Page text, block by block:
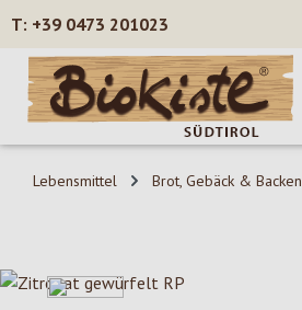
Zum Hauptinhalt springen
+39 0473 201023
Lebensmittel Brot, Gebäck & Backen
Bildergalerie überspringen